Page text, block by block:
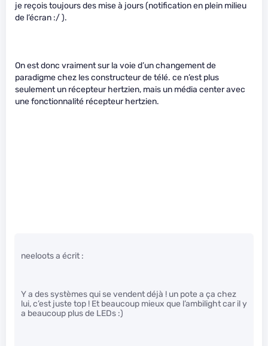
je reçois toujours des mise à jours (notification en plein milieu
de l’écran :/ ).
On est donc vraiment sur la voie d’un changement de
paradigme chez les constructeur de télé. ce n’est plus
seulement un récepteur hertzien, mais un média center avec
une fonctionnalité récepteur hertzien.
neeloots a écrit :
Y a des systèmes qui se vendent déjà ! un pote a ça chez
lui, c’est juste top ! Et beaucoup mieux que l’ambilight car il y
a beaucoup plus de LEDs :)